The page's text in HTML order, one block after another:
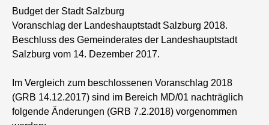
Budget der Stadt Salzburg
Voranschlag der Landeshauptstadt Salzburg 2018.
Beschluss des Gemeinderates der Landeshauptstadt
Salzburg vom 14. Dezember 2017.
Im Vergleich zum beschlossenen Voranschlag 2018
(GRB 14.12.2017) sind im Bereich MD/01 nachträglich
folgende Änderungen (GRB 7.2.2018) vorgenommen